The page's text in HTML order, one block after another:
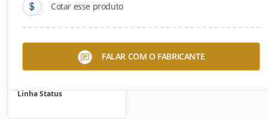
Cotar esse produto
FALAR COM O FABRICANTE
Linha Status